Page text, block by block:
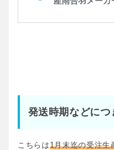
発送時期などにつ
こちらは1月末迄の受注生